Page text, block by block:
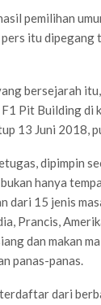
pemilihan
itu dipegang
bersejarah
Pit Building
13 Juni 2018,
dipimpin
hanya
dari 15 jenis
Prancis,
dan makan
panas-panas.
dari